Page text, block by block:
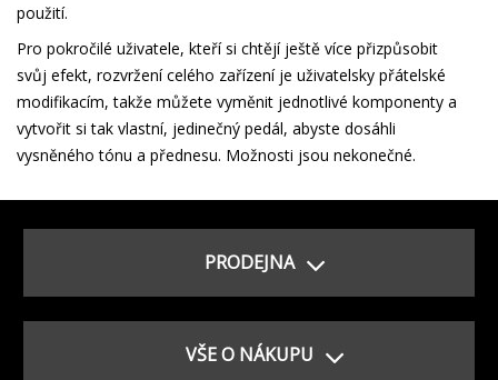
použití.
Pro pokročilé uživatele, kteří si chtějí ještě více přizpůsobit
svůj efekt, rozvržení celého zařízení je uživatelsky přátelské
modifikacím, takže můžete vyměnit jednotlivé komponenty a
vytvořit si tak vlastní, jedinečný pedál, abyste dosáhli
vysněného tónu a přednesu. Možnosti jsou nekonečné.
PRODEJNA
VŠE O NÁKUPU